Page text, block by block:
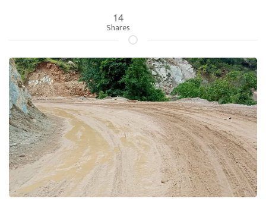
14
Shares